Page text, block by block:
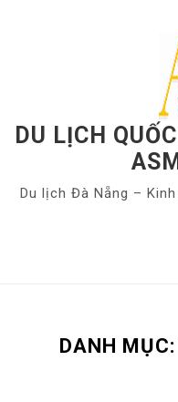
DU LỊCH
Du lịch Đà Nẵng –
DANH MỤC: